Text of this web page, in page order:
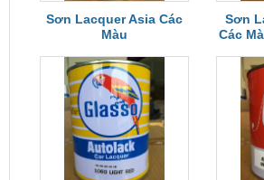
Sơn Lacquer Asia Các
Màu
Sơn
Các